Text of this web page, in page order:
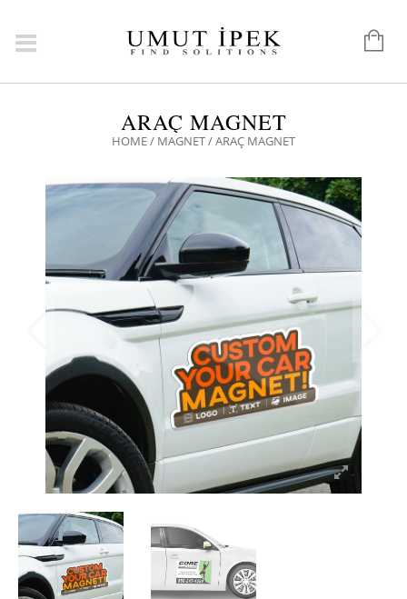
ARAÇ MAGNET
HOME/ MAGNET/ ARAÇ MAGNET